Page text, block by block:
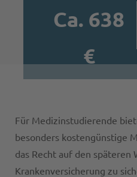
Ca. 638
€
Für Medizinstudierende
besonders kostengünstige
das Recht auf den späteren
Krankenversicherung zu